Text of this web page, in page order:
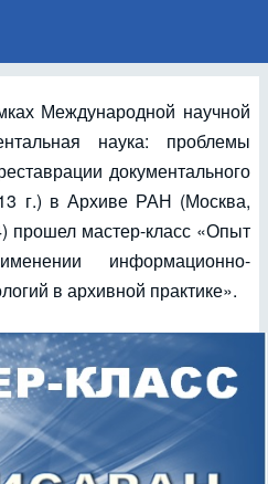
Международной научной
наука: проблемы
документального
г.) в Архиве РАН (Москва,
прошел мастер-класс «Опыт
информационно-
в архивной практике».